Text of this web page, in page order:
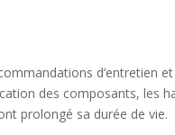
d’entretien
des composants, les
prolongé sa durée de vie.